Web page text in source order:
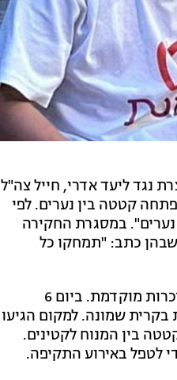
נגד ליעד אדרי, חייל צה"ל
לאחר שהתפתחה קטטה בין נערים. לפי
במסגרת החקירה
שבהן כתב: "תמחקו כל
לפי כתב האישום שהגישה עו״ד אליזבט קדמון, "בין המנוח לנאשם לא קיימת היכרות מוקדמת. ביום 6
בקרית שמונה. למקום הגיעו
בין המנוח לקטינים.
לטפל באירוע התקיפה.